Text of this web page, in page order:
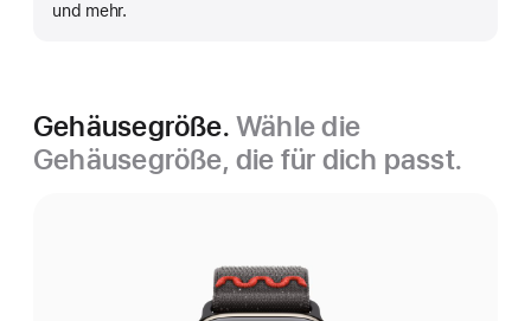
und mehr.
Gehäusegröße.Wähle die
Gehäusegröße, die für dich passt.